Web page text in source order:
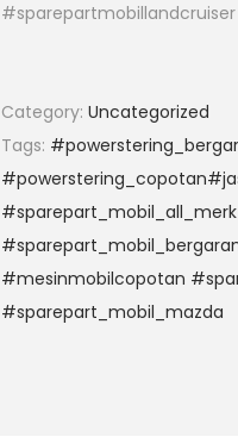
#sparepartmobillandcruiser
Category: Uncategorized
Tags:
#mesinmobilcopotan
#sparepart_mobil_mazda